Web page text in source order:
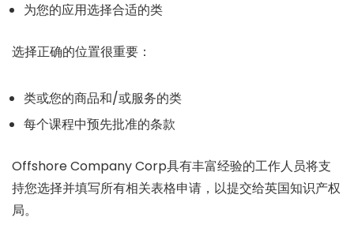
为您的应用选择合适的类
选择正确的位置很重要：
类或您的商品和/或服务的类
每个课程中预先批准的条款
Offshore Company Corp具有丰富经验的工作人员将支
持您选择并填写所有相关表格申请，以提交给英国知识产权
局。